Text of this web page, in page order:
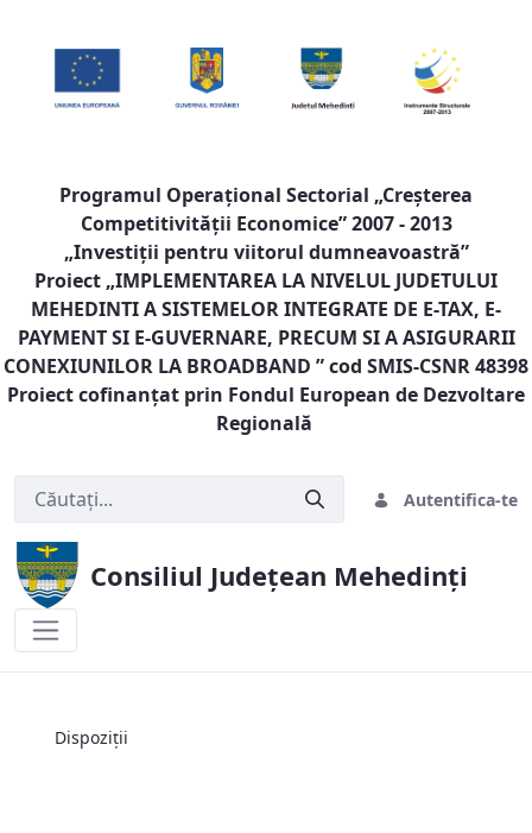
Programul Operaţional Sectorial „Creşterea
Competitivităţii Economice” 2007 - 2013
„Investiţii pentru viitorul dumneavoastră”
Proiect „IMPLEMENTAREA LA NIVELUL JUDETULUI
MEHEDINTI A SISTEMELOR INTEGRATE DE E-TAX, E-
PAYMENT SI E-GUVERNARE, PRECUM SI A ASIGURARII
CONEXIUNILOR LA BROADBAND ” cod SMIS-CSNR 48398
Proiect cofinanţat prin Fondul European de Dezvoltare
Regională
Autentifica-te
Consiliul Județean Mehedinți
Dispoziții